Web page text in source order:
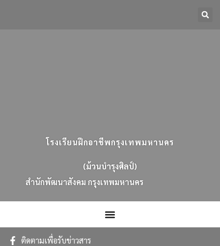
โรงเรียนฝึกอาชีพกรุงเทพมหานคร
(ม้วนบำรุงศิลป์)
สนกพฒนาสงคม กรงเทพมหานคร
ติดตามเพื่อรับข่าวสาร